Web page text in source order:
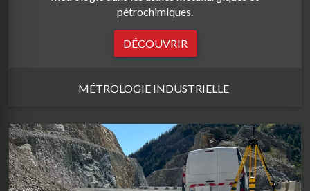
pétrochimiques.
DÉCOUVRIR
MÉTROLOGIE INDUSTRIELLE